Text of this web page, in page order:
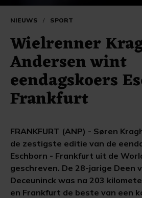
NIEUWS / SPORT
Wielrenner
Andersen wint
eendagskoers
Frankfurt
FRANKFURT (ANP) - Søren
de zestigste editie van de
Eschborn - Frankfurt uit de
geschreven. De 28-jarige Deen
Deceuninck was na 203
en Frankfurt de beste van een